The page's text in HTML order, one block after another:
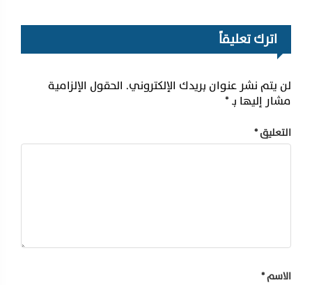
اترك تعليقاً
لن يتم نشر عنوان بريدك الإلكتروني. الحقول الإلزامية
مشار إليها بـ*
التعليق*
الاسم*